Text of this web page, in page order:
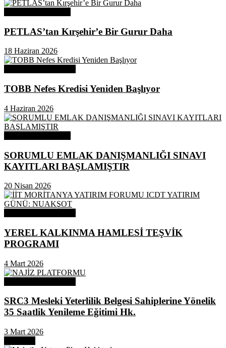
PETLAS’tan Kırşehir’e Bir Gurur Daha
18 Haziran 2026
TOBB Nefes Kredisi Yeniden Başlıyor
4 Haziran 2026
SORUMLU EMLAK DANIŞMANLIĞI SINAVI
KAYITLARI BAŞLAMIŞTIR
20 Nisan 2026
YEREL KALKINMA HAMLESİ TEŞVİK
PROGRAMI
4 Mart 2026
SRC3 Mesleki Yeterlilik Belgesi Sahiplerine Yönelik
35 Saatlik Yenileme Eğitimi Hk.
3 Mart 2026